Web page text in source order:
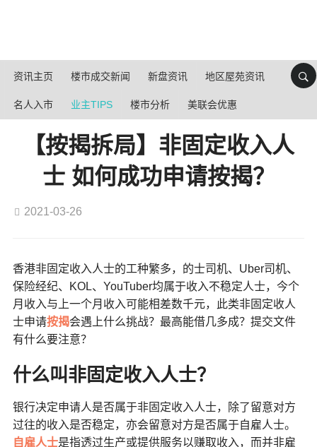
资讯主页 楼市成交新闻 新盘资讯 地区屋苑资讯
名人入市 业主TIPS 楼市分析 美联会优惠
【按揭拆局】非固定收入人
士 如何成功申请按揭？
2021-03-26
香港非固定收入人士的工种繁多，的士司机、Uber司机、
保险经纪、KOL、YouTuber均属于收入不稳定人士，今个
月收入与上一个月收入可能相差数千元，此类非固定收人
士申请按揭会遇上什么挑战？最高能借几多成？提交文件
有什么要注意？
什么叫非固定收入人士？
银行决定申请人是否属于非固定收入人士，除了留意对方
过往的收入是否稳定，亦会留意对方是否属于自雇人士。
自雇人士是指透过生产或提供服务以赚取收入，而并非雇